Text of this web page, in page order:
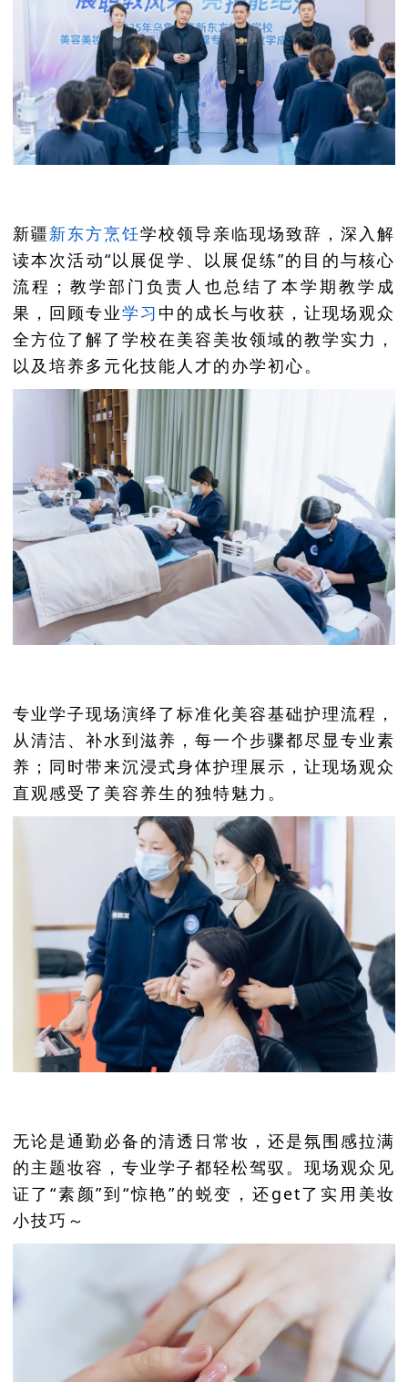
新疆新东方烹饪学校领导亲临现场致辞，深入解
读本次活动“以展促学、以展促练”的目的与核心
流程；教学部门负责人也总结了本学期教学成
果，回顾专业学习 中的成长与收获，让现场观众
全方位了解了学校在美容美妆领域的教学实力，
以及培养多元化技能人才的办学初心。
专业学子现场演绎了标准化美容基础护理流程，
从清洁、补水到滋养，每一个步骤都尽显专业素
养；同时带来沉浸式身体护理展示，让现场观众
直观感受了美容养生的独特魅力。
无论是通勤必备的清透日常妆，还是氛围感拉满
的主题妆容，专业学子都轻松驾驭。现场观众见
证了“素颜”到“惊艳”的蜕变，还get了实用美妆
小技巧～